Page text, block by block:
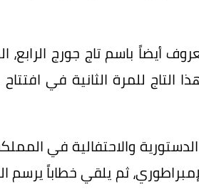
التاج للمرة الثانية في
الدستورية والاحتفالية في
ثم يلقي خطاباً